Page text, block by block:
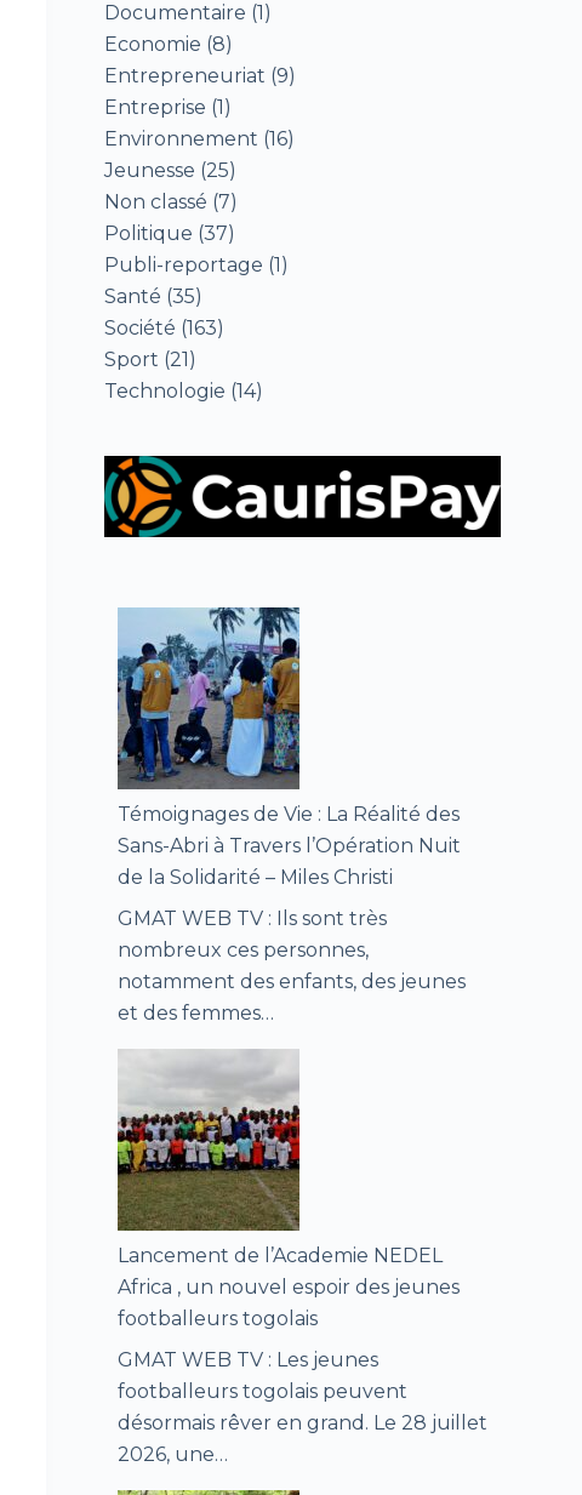
Documentaire (1)
Economie (8)
Entrepreneuriat (9)
Entreprise (1)
Environnement (16)
Jeunesse (25)
Non classé (7)
Politique (37)
Publi-reportage (1)
Santé (35)
Société (163)
Sport (21)
Technologie (14)
Témoignages de Vie : La Réalité des
Sans-Abri à Travers l’Opération Nuit
de la Solidarité – Miles Christi
GMAT WEB TV : Ils sont très
nombreux ces personnes,
notamment des enfants, des jeunes
et des femmes…
Lancement de l’Academie NEDEL
Africa , un nouvel espoir des jeunes
footballeurs togolais
GMAT WEB TV : Les jeunes
footballeurs togolais peuvent
désormais rêver en grand. Le 28 juillet
2026, une…